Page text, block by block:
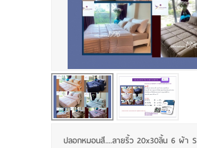
ปลอกหมอนสี....ลายริ้ว 20x30ลิ้น 6 ผ้า